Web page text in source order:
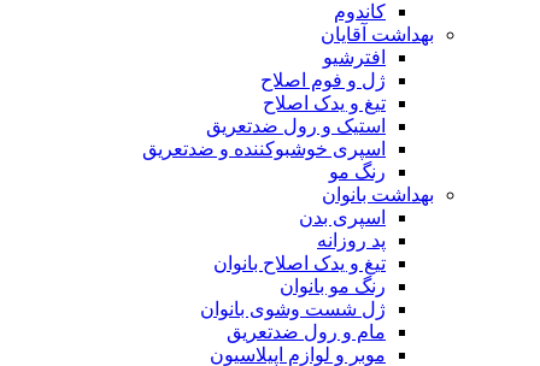
کاندوم
بهداشت آقایان
افترشیو
ژل و فوم اصلاح
تیغ و یدک اصلاح
استیک و رول ضدتعریق
اسپری خوشبوکننده و ضدتعریق
رنگ مو
بهداشت بانوان
اسپری بدن
پد روزانه
تیغ و یدک اصلاح بانوان
رنگ مو بانوان
ژل شست وشوی بانوان
مام و رول ضدتعریق
موبر و لوازم اپیلاسیون